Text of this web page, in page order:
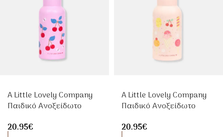
A Little Lovely Company
Παιδικό Ανοξείδωτο
350ml Με Καλαμάκι
20.95€
A Little Lovely Company
Παιδικό Ανοξείδωτο
Cream 350ml Με
20.95€